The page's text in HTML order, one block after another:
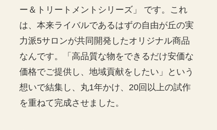
ー＆トリートメントシリーズ」 です。これ
は、本来ライバルであるはずの自由が丘の実
力派5サロンが共同開発したオリジナル商品
なんです。「高品質な物をできるだけ安価な
価格でご提供し、地域貢献をしたい」という
想いで結集し、丸1年かけ、20回以上の試作
を重ねて完成させました。